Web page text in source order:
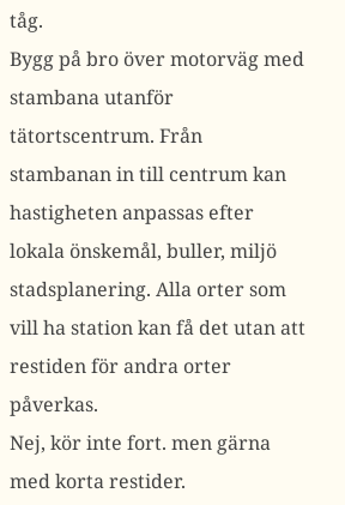
tåg.
Bygg på bro över motorväg med
stambana utanför
tätortscentrum. Från
stambanan in till centrum kan
hastigheten anpassas efter
lokala önskemål, buller, miljö
stadsplanering. Alla orter som
vill ha station kan få det utan att
restiden för andra orter
påverkas.
Nej, kör inte fort. men gärna
med korta restider.